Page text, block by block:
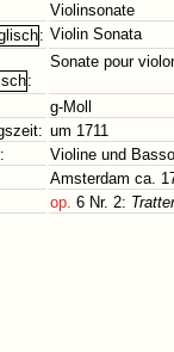
Violinsonate
: Violin Sonata
:
Sonate pour
g-Moll
um 1711
Violine und
Amsterdam ca.
op. 6 Nr. 2: